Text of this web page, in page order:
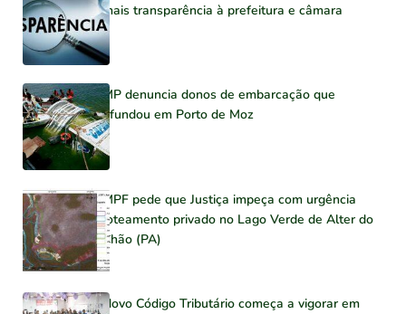
mais transparência à prefeitura e câmara
MP denuncia donos de embarcação que
afundou em Porto de Moz
MPF pede que Justiça impeça com urgência
loteamento privado no Lago Verde de Alter do
Chão (PA)
Novo Código Tributário começa a vigorar em